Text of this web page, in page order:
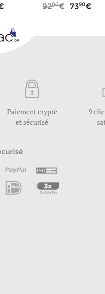
9200 7390
Paiement crypté
et sécurisé
9